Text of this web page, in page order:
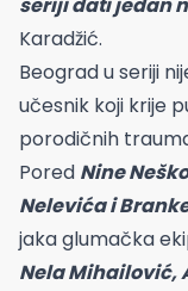
seriji dati jedan
Karadžić.
Beograd u seriji
učesnik koji krije
porodičnih
Pored Nine
Nelevića i
jaka glumačka
Nela Mihailović,